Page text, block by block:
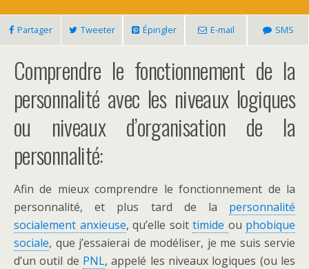
Partager Tweeter Épingler E-mail SMS
Comprendre le fonctionnement de la
personnalité avec les niveaux logiques
ou niveaux d’organisation de la
personnalité:
Afin de mieux comprendre le fonctionnement de la
personnalité, et plus tard de la personnalité
socialement anxieuse, qu’elle soit timide ou phobique
sociale, que j’essaierai de modéliser, je me suis servie
d’un outil de PNL, appelé les niveaux logiques (ou les